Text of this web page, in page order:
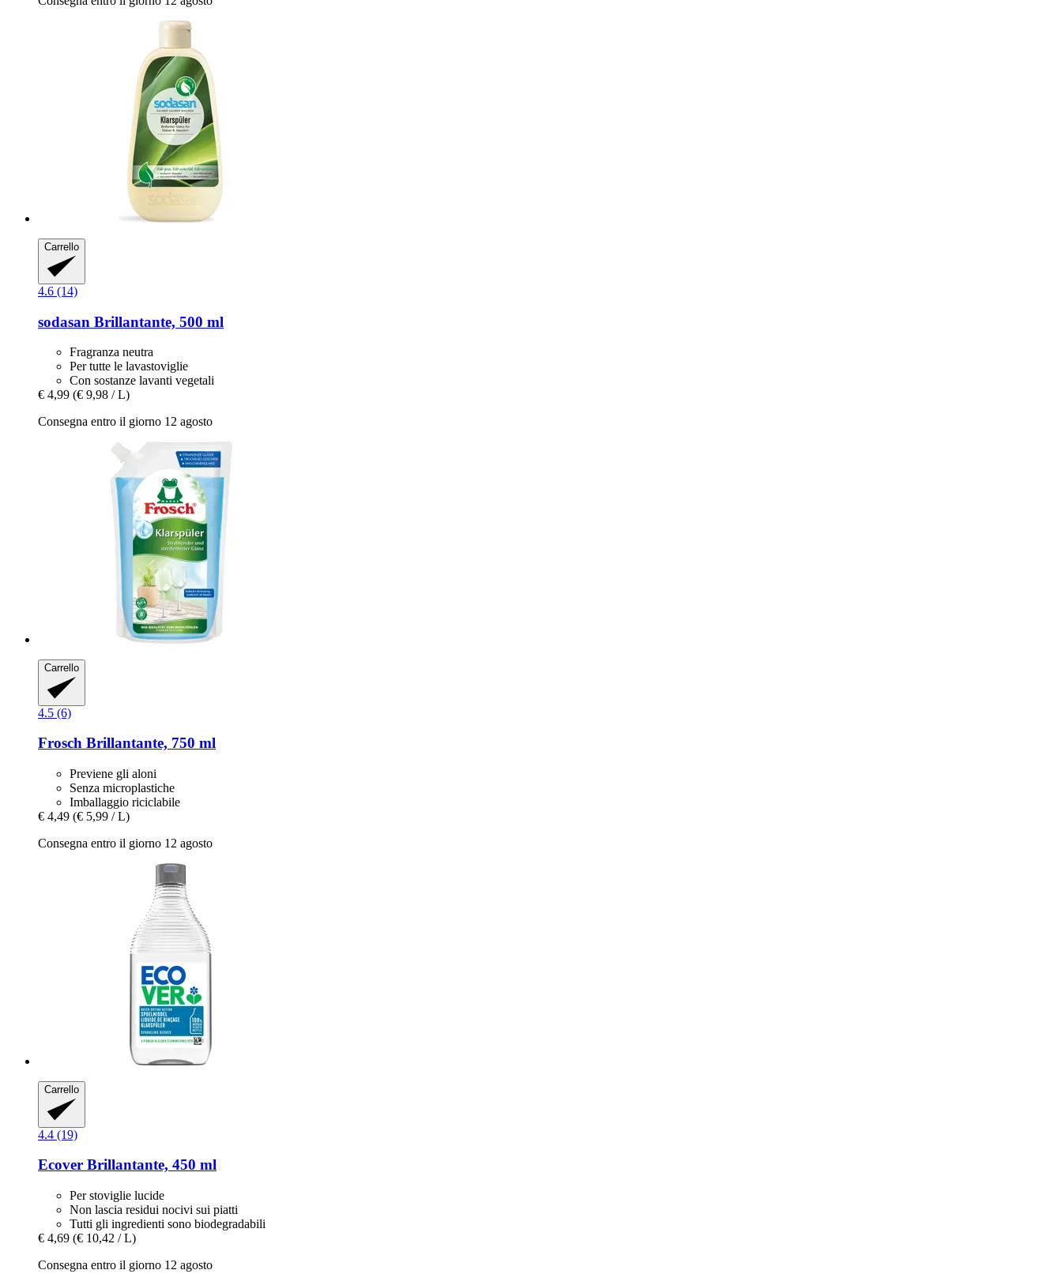
Carrello
4.6 (14)
sodasan Brillantante, 500 ml
Fragranza neutra
Per tutte le lavastoviglie
Con sostanze lavanti vegetali
€ 4,99 (€ 9,98 / L)
Consegna entro il giorno 12 agosto
Carrello
4.5 (6)
Frosch Brillantante, 750 ml
Previene gli aloni
Senza microplastiche
Imballaggio riciclabile
€ 4,49 (€ 5,99 / L)
Consegna entro il giorno 12 agosto
Carrello
4.4 (19)
Ecover Brillantante, 450 ml
Per stoviglie lucide
Non lascia residui nocivi sui piatti
Tutti gli ingredienti sono biodegradabili
€ 4,69 (€ 10,42 / L)
Consegna entro il giorno 12 agosto